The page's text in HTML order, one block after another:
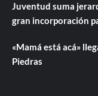
Juventud suma
gran incorporación
«Mamá está acá»
Piedras